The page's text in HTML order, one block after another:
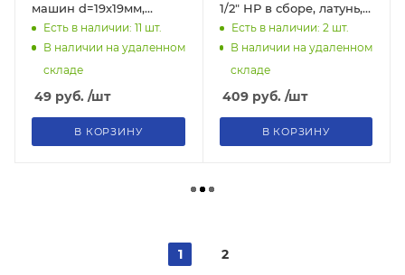
машин d=19х19мм,
пласт., тов-137834
Есть в наличии: 11 шт.
В наличии на удаленном
складе
49 руб. /шт
В КОРЗИНУ
1/2" НР в сборе, латунь,
тов-170727
Есть в наличии: 2шт.
В наличии на удаленном
складе
409руб. /шт
В КОРЗИНУ
1 2